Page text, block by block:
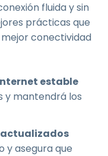
fluida y sin
prácticas que
conectividad
estable
y mantendrá los
y asegura que